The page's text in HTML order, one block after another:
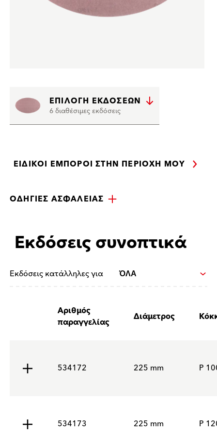
ΕΠΙΛΟΓΉ ΕΚΔΌΣΕΩΝ
6 διαθέσιμες εκδόσεις
ΕΙΔΙΚΟΊ ΈΜΠΟΡΟΙ ΣΤΗΝ ΠΕΡΙΟΧΉ ΜΟΥ
ΟΔΗΓΊΕΣ ΑΣΦΑΛΕΊΑΣ
Εκδόσεις συνοπτικά
Εκδόσεις κατάλληλες για
Αριθμός
παραγγελίας
Διάμετρος
534172 225 mm P
534173 225 mm P